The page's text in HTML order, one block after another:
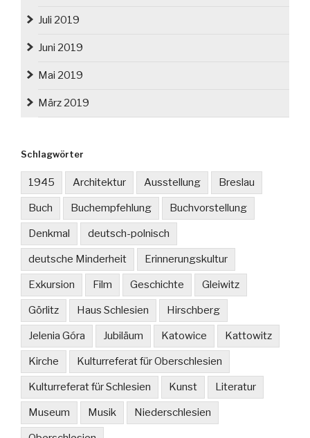
Juli 2019
Juni 2019
Mai 2019
März 2019
Schlagwörter
1945 Architektur Ausstellung Breslau
Buch Buchempfehlung Buchvorstellung
Denkmal deutsch-polnisch
deutsche Minderheit Erinnerungskultur
Exkursion Film Geschichte Gleiwitz
Görlitz Haus Schlesien Hirschberg
Jelenia Góra Jubiläum Katowice Kattowitz
Kirche Kulturreferat für Oberschlesien
Kulturreferat für Schlesien Kunst Literatur
Museum Musik Niederschlesien